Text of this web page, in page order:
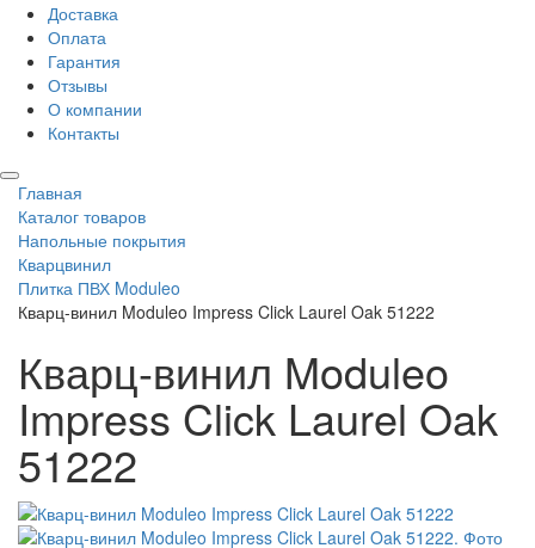
Доставка
Оплата
Гарантия
Отзывы
О компании
Контакты
Главная
Каталог товаров
Напольные покрытия
Кварцвинил
Плитка ПВХ Moduleo
Кварц-винил Moduleo Impress Click Laurel Oak 51222
Кварц-винил Moduleo
Impress Click Laurel Oak
51222